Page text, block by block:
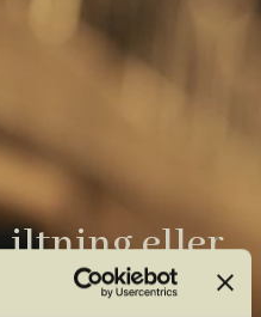
iltning eller